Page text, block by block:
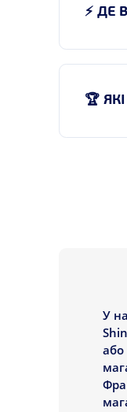
Kosei
Lawu
MRW
MSW
⚡ ДЕ
🏆
У
або